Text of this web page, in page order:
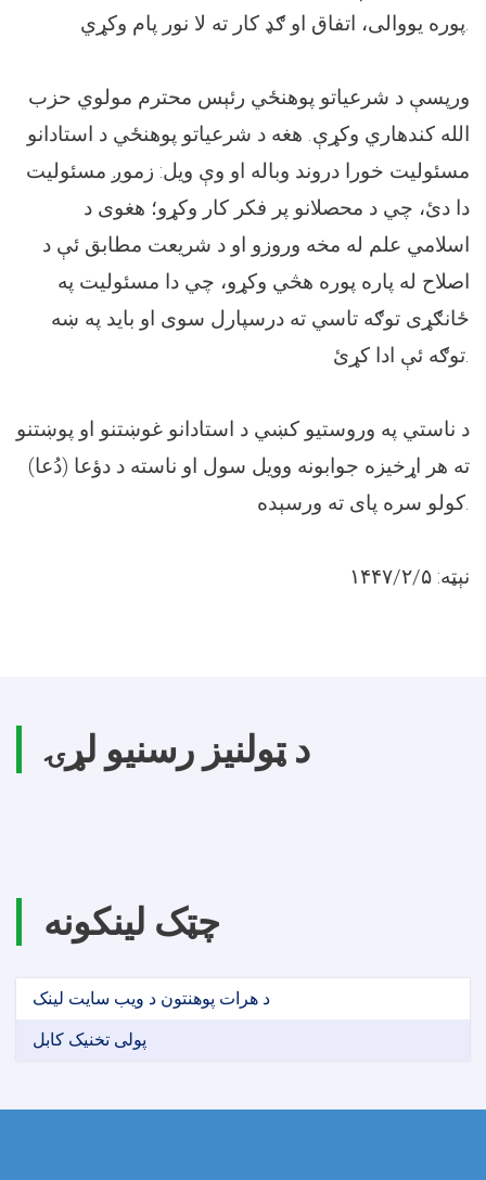
پوره يووالی، اتفاق او ګډ کار ته لا نور پام وکړي.
ورپسې د شرعیاتو پوهنځي رئېس محترم مولوي حزب
الله کندهاري وکړې. هغه د شرعياتو پوهنځي د استادانو
مسئولیت خورا دروند وباله او وې ویل: زموږ مسئولیت
دا دئ، چي د محصلانو پر فکر کار وکړو؛ هغوی د
اسلامي علم له مخه وروزو او د شریعت مطابق ئې د
اصلاح له پاره پوره هڅي وکړو، چي دا مسئولیت په
ځانګړی توګه تاسي ته درسپارل سوی او باید په ښه
توګه ئې ادا کړئ.
د ناستي په وروستیو کښي د استادانو غوښتنو او پوښتنو
ته هر اړخیزه جوابونه وویل سول او ناسته د دؤعا (دُعا)
کولو سره پای ته ورسېده.
نېټه: ۱۴۴۷/۲/۵
د ټولنیز رسنیو لړۍ
چټک لینکونه
د هرات پوهنتون د ویب سایت لینک
پولی تخنیک کابل